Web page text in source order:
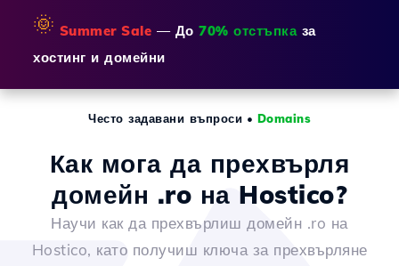
🌞 Summer Sale — До 70% отстъпказа
хостинг и домейни
Често задавани въпроси • Domains
Как мога да прехвърля
домейн .ro на Hostico?
Научи как да прехвърлиш домейн .ro на
Hostico, като получиш ключа за прехвърляне